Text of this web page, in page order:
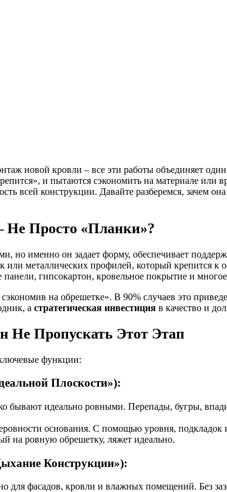
новой кровли – все эти работы объединяет
и пытаются сэкономить на материале
всей конструкции. Давайте разберемся, зачем
Не Просто «Планки»?
но именно он задает форму, обеспечивает
или металлических профилей, который крепится
гипсокартон, кровельное покрытие и
на обрешетке». В 90% случаев это
а стратегическая инвестиция в качество и
Не Пропускать Этот Этап
функции:
Плоскости»):
бывают идеально ровными. Перепады, бугры,
основания. С помощью уровня,
на ровную обрешетку, ляжет идеально.
Конструкции»):
для фасадов, кровли и влажных помещений. Без